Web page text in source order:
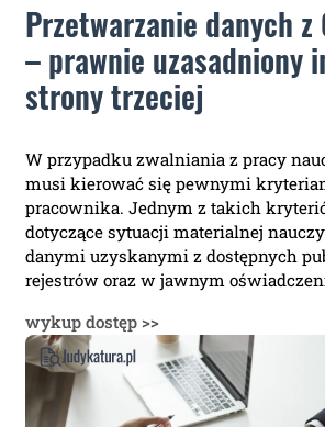
Przetwarzanie danych z
– prawnie uzasadniony
strony trzeciej
W przypadku zwalniania z pracy
musi kierować się pewnymi
pracownika. Jednym z takich
dotyczące sytuacji materialnej
danymi uzyskanymi z dostępnych
rejestrów oraz w jawnym
wykup dostęp >>